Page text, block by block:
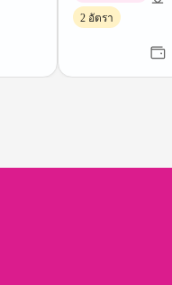
พาร์ทไทม์
2 อัตรา